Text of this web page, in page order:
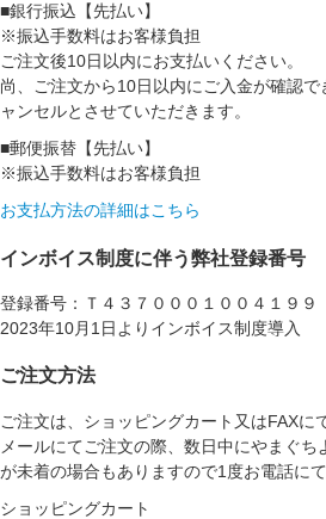
■銀行振込【先払い】
※振込手数料はお客様負担
ご注文後10日以内にお支払いください。
尚、ご注文から10日以内にご入金が確認
ャンセルとさせていただきます。
■郵便振替【先払い】
※振込手数料はお客様負担
お支払方法の詳細はこちら
インボイス制度に伴う弊社登録番号
登録番号：Ｔ４３７０００１００４１９９
2023年10月1日よりインボイス制度導入
ご注文方法
ご注文は、ショッピングカート又はFAXに
メールにてご注文の際、数日中にやまぐ
が未着の場合もありますので1度お電話に
ショッピングカート